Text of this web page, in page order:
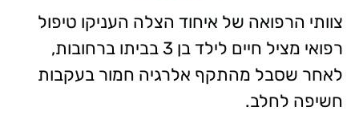
צוותי הרפואה של איחוד הצלה העניקו טיפול
רפואי מציל חיים לילד בן 3 בביתו ברחובות,
לאחר שסבל מהתקף אלרגיה חמור בעקבות
חשיפה לחלב.